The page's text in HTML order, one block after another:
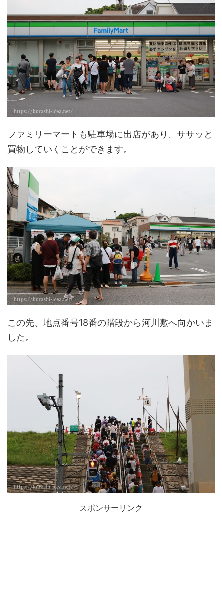
ファミリーマートも駐車場に出店があり、ササッと
買物していくことができます。
この先、地点番号18番の階段から河川敷へ向かいま
した。
スポンサーリンク